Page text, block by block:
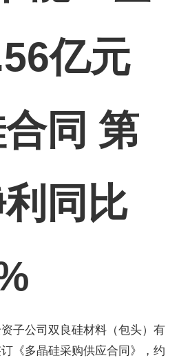
亿元
同 第
同比
子公司双良硅材料（包头）有
《多晶硅采购供应合同》，约